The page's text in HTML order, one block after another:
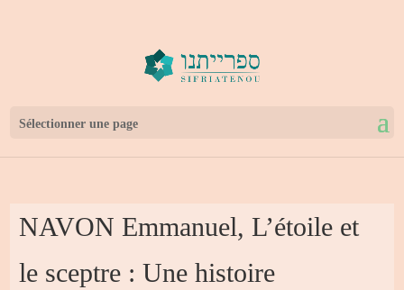
Sélectionner une page
NAVON Emmanuel, L’étoile et
le sceptre : Une histoire